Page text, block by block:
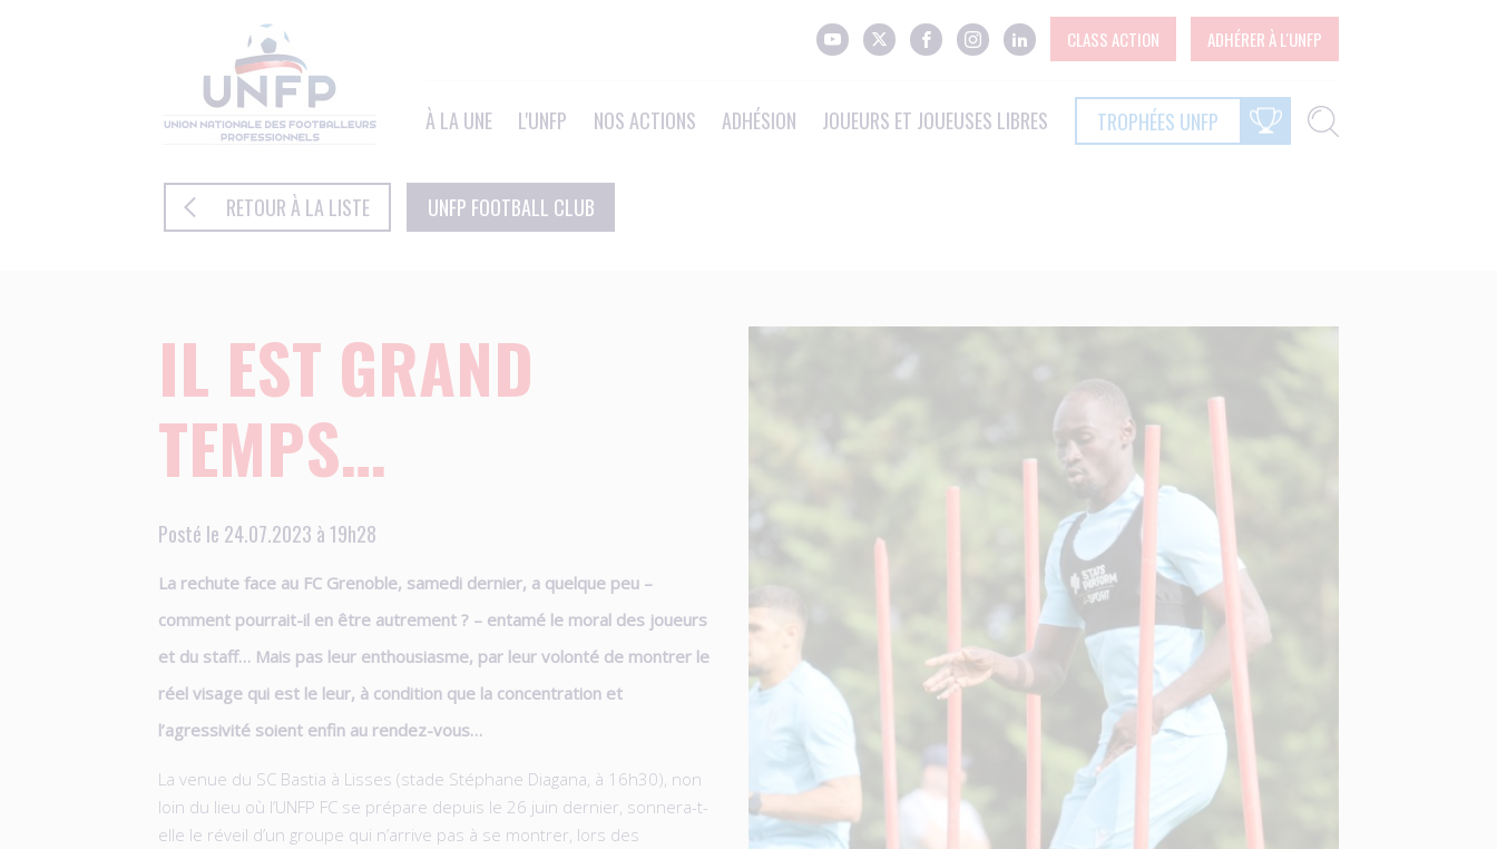
CLASS ACTION ADHÉRER À L'UNFP
À LA UNE L'UNFP NOS ACTIONS ADHÉSION JOUEURS ET JOUEUSES LIBRES TROPHÉES UNFP
RETOUR À LA LISTE UNFP FOOTBALL CLUB
IL EST GRAND
TEMPS…
Posté le 24.07.2023 à 19h28
La rechute face au FC Grenoble, samedi dernier, a quelque peu –
comment pourrait-il en être autrement ? – entamé le moral des joueurs
et du staff… Mais pas leur enthousiasme, par leur volonté de montrer le
réel visage qui est le leur, à condition que la concentration et
l’agressivité soient enfin au rendez-vous…
La venue du SC Bastia à Lisses (stade Stéphane Diagana, à 16h30), non
loin du lieu où l’UNFP FC se prépare depuis le 26 juin dernier, sonnera-t-
elle le réveil d’un groupe qui n’arrive pas à se montrer, lors des